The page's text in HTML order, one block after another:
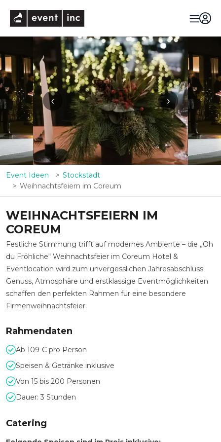
‹ ›
Event Ideen
Stockstadt
Weihnachtsfeiern im Coreum
WEIHNACHTSFEIERN IM
COREUM
Festliche Stimmung trifft auf modernes Ambiente – die „Oh
du Fröhliche“ Weihnachtsfeier im Coreum Hotel &
Eventlocation wird zum unvergesslichen Jahresabschluss.
Genuss, Atmosphäre und erstklassige Eventmöglichkeiten
schaffen den perfekten Rahmen für eine besondere
Firmenweihnachtsfeier.
Rahmendaten
Ab 109 € pro Person
Speisen & Getränke inklusive
Von 15 bis 200 Personen
Dauer: 3 Stunden
Catering